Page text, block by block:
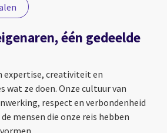
één gedeelde
expertise, creativiteit en
wat ze doen. Onze cultuur van
respect en verbondenheid
mensen die onze reis hebben